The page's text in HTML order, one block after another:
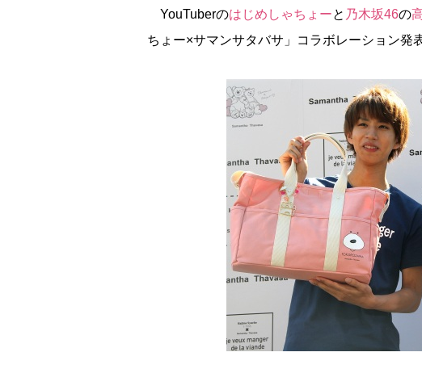
YouTuberのはじめしゃちょーと 乃木坂46の
ちょー×サマンサタバサ」コラボレーション発